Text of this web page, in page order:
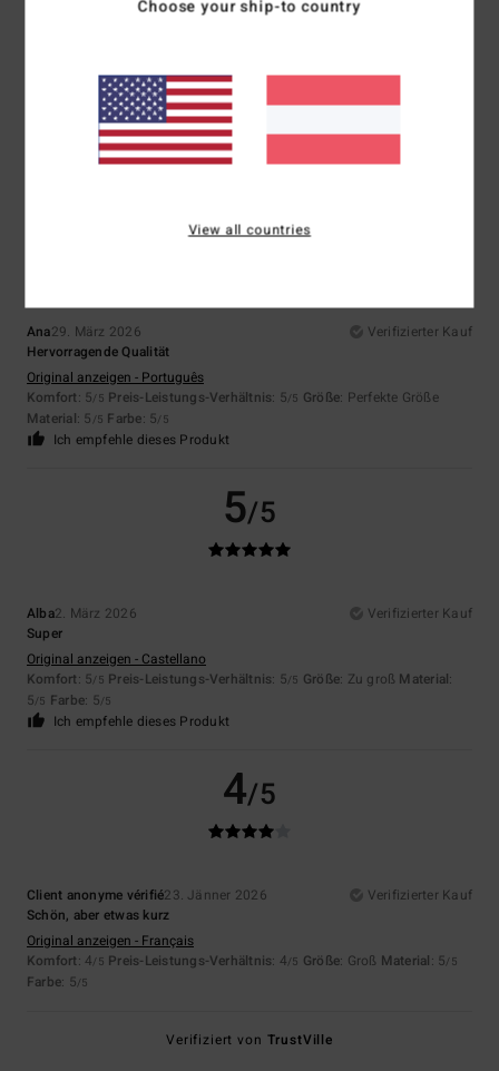
5.0
Farbe
5/5
Ana29. März 2026
Verifizierter Kauf
Hervorragende Qualität
Original anzeigen - Português
Komfort: 5/5 Preis-Leistungs-Verhältnis: 5/5 Größe: Perfekte Größe
Material: 5 /5 Farbe: 5/5
Ich empfehle dieses Produkt
5/5
Alba2. März 2026
Verifizierter Kauf
Super
Original anzeigen - Castellano
Komfort: 5/5 Preis-Leistungs-Verhältnis: 5/5 Größe: Zu groß Material:
5/5 Farbe: 5/5
Ich empfehle dieses Produkt
4/5
Client anonyme vérifié23. Jänner 2026
Verifizierter Kauf
Schön, aber etwas kurz
Original anzeigen - Français
Komfort: 4/5 Preis-Leistungs-Verhältnis: 4/5 Größe: Groß Material: 5/5
Farbe: 5/5
Verifiziert von TrustVille
Choose your ship-to country
View all countries